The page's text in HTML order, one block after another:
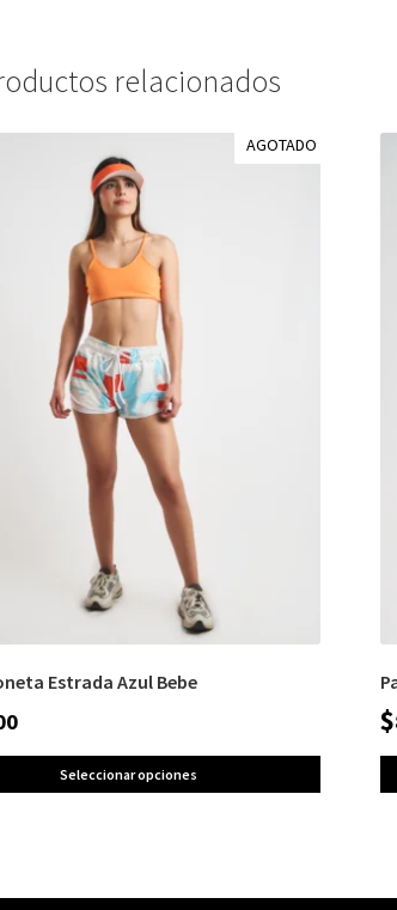
relacionados
AGOTADO
Estrada Azul Bebe
Seleccionar opciones
$